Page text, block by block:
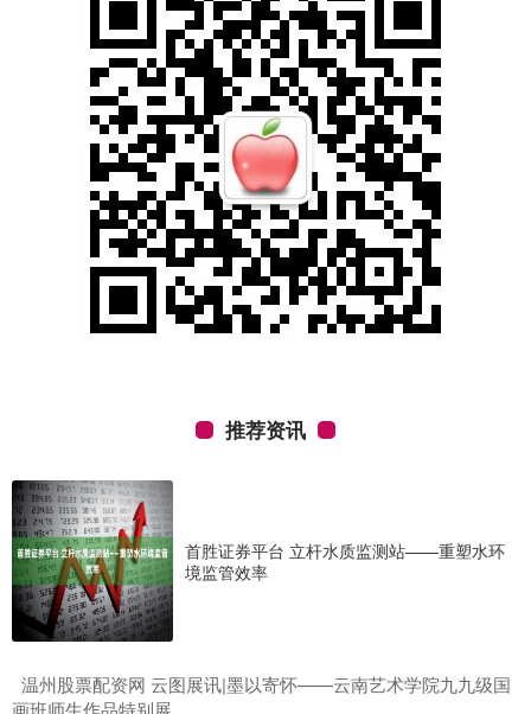
推荐资讯
首胜证券平台 立杆水质监测站——重塑水环
境监管效率
​温州股票配资网 云图展讯|墨以寄怀——云南艺术学院九九级国